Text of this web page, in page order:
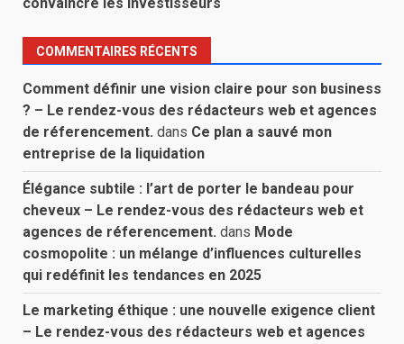
COMMENTAIRES RÉCENTS
Comment définir une vision claire pour son business
? – Le rendez-vous des rédacteurs web et agences
de réferencement. dans Ce plan a sauvé mon
entreprise de la liquidation
Élégance subtile : l’art de porter le bandeau pour
cheveux – Le rendez-vous des rédacteurs web et
agences de réferencement. dans Mode
cosmopolite : un mélange d’influences culturelles
qui redéfinit les tendances en 2025
Le marketing éthique : une nouvelle exigence client
– Le rendez-vous des rédacteurs web et agences